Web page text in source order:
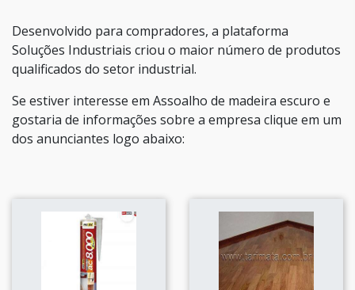
Desenvolvido para compradores, a plataforma
Soluções Industriais criou o maior número de produtos
qualificados do setor industrial.
Se estiver interesse em Assoalho de madeira escuro e
gostaria de informações sobre a empresa clique em um
dos anunciantes logo abaixo: